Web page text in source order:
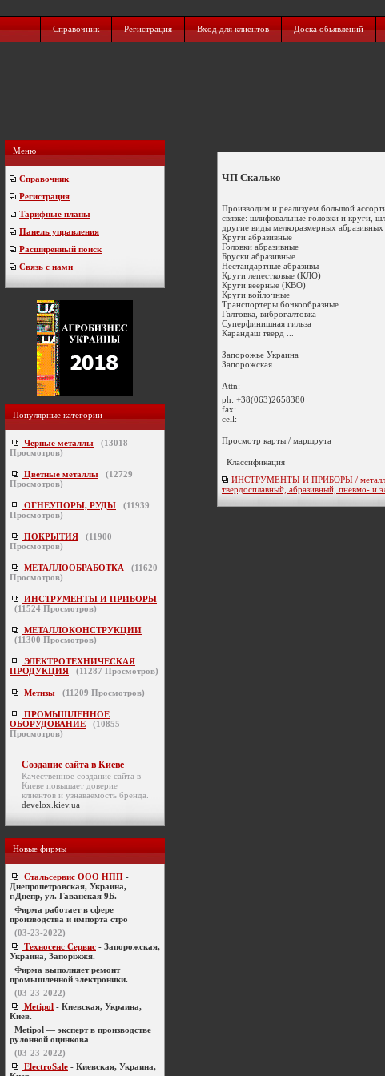
Справочник Регистрация Вход для клиентов Доска обьявлений
Меню
Справочник
Регистрация
Тарифные планы
Панель управления
Расширенный поиск
Связь с нами
Популярные категории
Черные металлы (13018
Просмотров)
Цветные металлы (12729
Просмотров)
ОГНЕУПОРЫ, РУДЫ (11939
Просмотров)
ПОКРЫТИЯ (11900
Просмотров)
МЕТАЛЛООБРАБОТКА (11620
Просмотров)
ИНСТРУМЕНТЫ И ПРИБОРЫ
(11524 Просмотров)
МЕТАЛЛОКОНСТРУКЦИИ
(11300 Просмотров)
ЭЛЕКТРОТЕХНИЧЕСКАЯ
ПРОДУКЦИЯ
(11287 Просмотров)
Метизы (11209 Просмотров)
ПРОМЫШЛЕННОЕ
ОБОРУДОВАНИЕ
(10855
Просмотров)
Создание сайта в Киеве
Качественное создание сайта в
Киевеповышает доверие
клиентов и узнаваемость бренда.
develox.kiev.ua
Новые фирмы
Стальсервис ООО НПП -
Днепропетровская, Украина,
г.Днепр, ул. Гаванская 9Б.
Фирма работает в сфере
производства и импорта стро
(03-23-2022)
Техносенс Сервис - Запорожская,
Украина, Запоріжжя.
Фирма выполняет ремонт
промышленной электроники.
(03-23-2022)
Metipol - Киевская, Украина,
Киев.
Metipol — эксперт в производстве
рулонной оцинкова
(03-23-2022)
ElectroSale - Киевская, Украина,
ЧП Скалько
Производим и реализуем большой
связке: шлифовальные головки и круги,
другие виды мелкоразмерных
Круги абразивные
Головки абразивные
Бруски абразивные
Нестандартные абразивы
Круги лепестковые (КЛО)
Круги веерные (КВО)
Круги войлочные
Транспортеры бочкообразные
Галтовка, виброгалтовка
Суперфинишная гильза
Карандаш твёрд ...
Запорожье Украина
Запорожская
Attn:
ph: +38(063)2658380
fax:
cell:
Просмотр карты / маршрута
Классификация
ИНСТРУМЕНТЫ И ПРИБОРЫ /
твердосплавный, абразивный, пневмо- и